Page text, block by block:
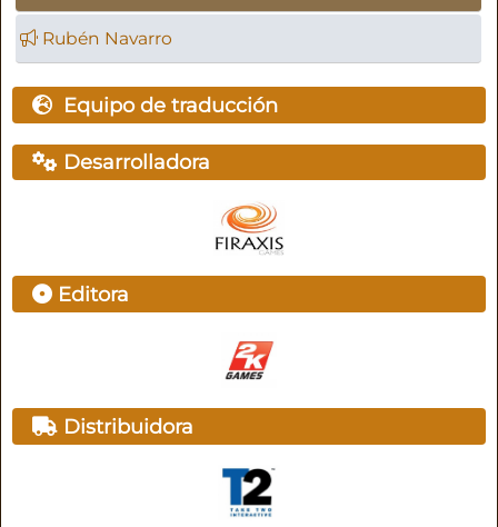
Rubén Navarro
Equipo de traducción
Desarrolladora
Editora
Distribuidora